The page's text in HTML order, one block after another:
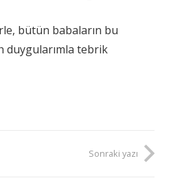
bütün babaların bu
duygularımla tebrik
Sonraki yazı